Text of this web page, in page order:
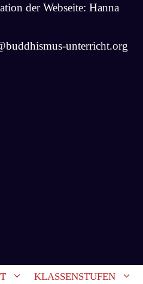
der Webseite: Hanna
unterricht.org
KLASSENSTUFEN